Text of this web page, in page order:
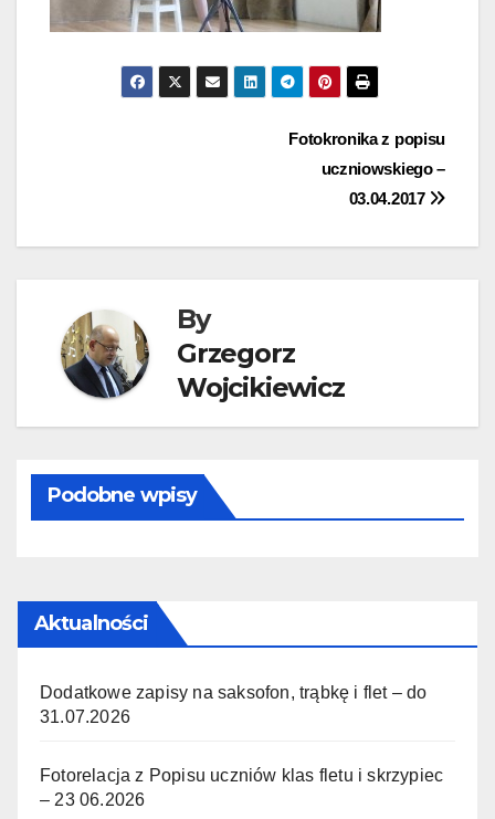
Fotokronika z popisu
uczniowskiego –
03.04.2017
By
Grzegorz
Wojcikiewicz
Podobne wpisy
Aktualności
Dodatkowe zapisy na saksofon, trąbkę i flet – do
31.07.2026
Fotorelacja z Popisu uczniów klas fletu i skrzypiec
– 23 06.2026